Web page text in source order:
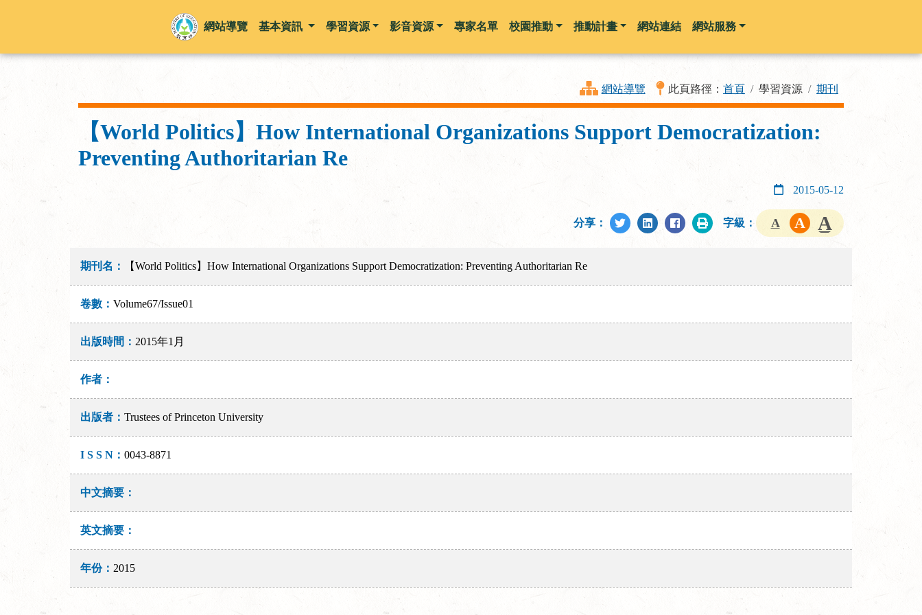
跳到主要內容
網站導覽 基本資訊 學習資源 影音資源 專家名單 校園推動 推動計畫 網站連結 網站服務
網站導覽 此頁路徑： 首頁 學習資源 期刊
【World Politics】How International Organizations Support Democratization:
Preventing Authoritarian Re
2015-05-12
分享： 字級：
期刊名： 【World Politics】How International Organizations Support Democratization: Preventing Authoritarian Re
卷數：Volume67/Issue01
出版時間： 2015年1月
作者：
出版者：Trustees of Princeton University
I S S N：0043-8871
中文摘要：
英文摘要：
年份： 2015